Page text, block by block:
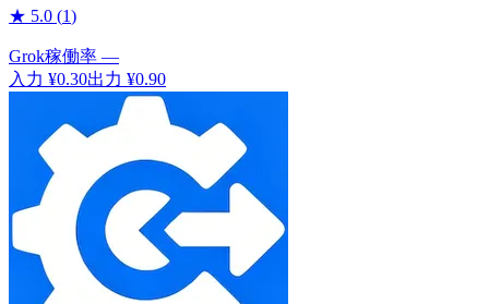
★ 5.0 (1)
Grok稼働率 —
入力 ¥0.30出力 ¥0.90